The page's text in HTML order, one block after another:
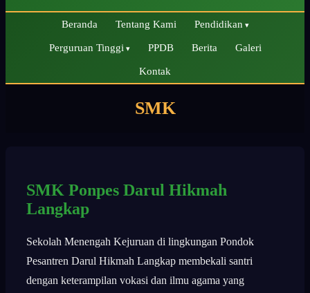
Beranda Tentang Kami
Pendidikan
Perguruan Tinggi
PPDB Berita
Galeri
Kontak
SMK
SMK Ponpes Darul Hikmah
Langkap
Sekolah Menengah Kejuruan di lingkungan Pondok
Pesantren Darul Hikmah Langkap membekali santri
dengan keterampilan vokasi dan ilmu agama yang